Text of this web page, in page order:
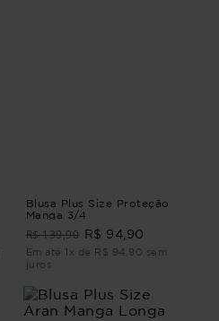
Blusa Plus Size Proteção
Manga 3/4
R$ 139,90 R$ 94,90
Em até 1x de R$ 94,90 sem
juros